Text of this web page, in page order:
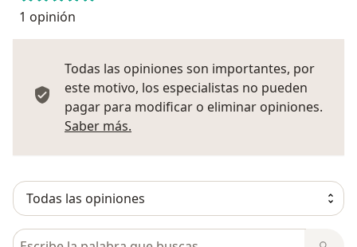
1 opinión
Todas las opiniones son importantes, por
este motivo, los especialistas no pueden
pagar para modificar o eliminar opiniones.
Saber más.
Busca en opiniones